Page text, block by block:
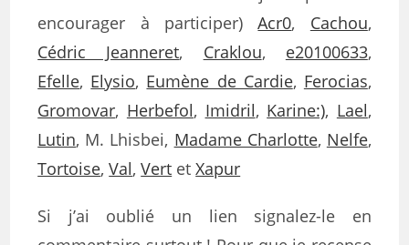
encourager à participer)Acr0, Cachou,
Cédric Jeanneret, Craklou, e20100633,
Efelle, Elysio, Eumène de Cardie, Ferocias,
Gromovar, Herbefol, Imidril, Karine:), Lael,
Lutin, M. Lhisbei, Madame Charlotte, Nelfe,
Tortoise,Val,Vert etXapur
Si j’ai oublié un lien signalez-le en